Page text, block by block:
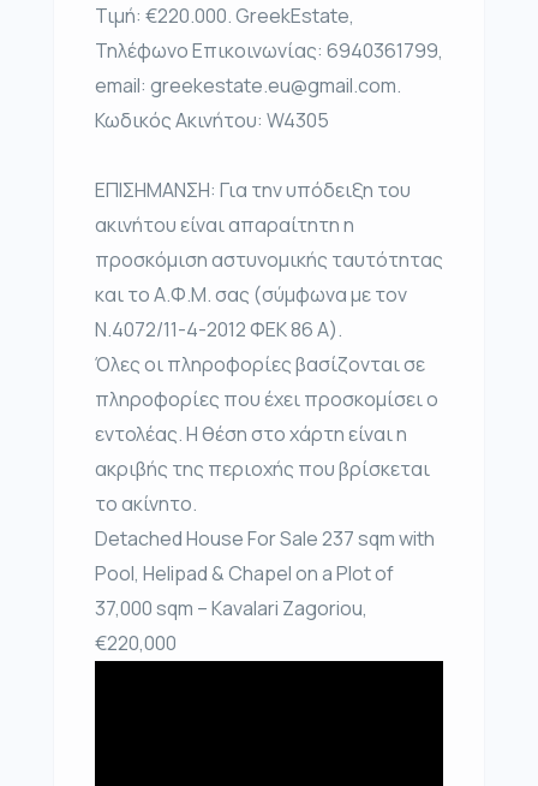
Τιμή: €220.000. GreekEstate,
Τηλέφωνο Επικοινωνίας: 6940361799,
email: greekestate.eu@gmail.com.
Κωδικός Ακινήτου: W4305
ΕΠΙΣΗΜΑΝΣΗ: Για την υπόδειξη του
ακινήτου είναι απαραίτητη η
προσκόμιση αστυνομικής ταυτότητας
και το Α.Φ.Μ. σας (σύμφωνα με τον
Ν.4072/11-4-2012 ΦΕΚ 86 Α).
Όλες οι πληροφορίες βασίζονται σε
πληροφορίες που έχει προσκομίσει ο
εντολέας. Η θέση στο χάρτη είναι η
ακριβής της περιοχής που βρίσκεται
το ακίνητο.
Detached House For Sale 237 sqm with
Pool, Helipad & Chapel on a Plot of
37,000 sqm – Kavalari Zagoriou,
€220,000